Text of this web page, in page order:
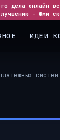
дела онлайн
- Жми
систем